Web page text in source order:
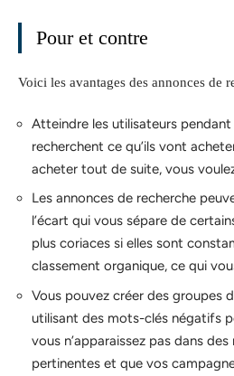
Pour et contre
Voici les avantages des annonces de
Atteindre les utilisateurs
recherchent ce qu’ils vont
acheter tout de suite, vous
Les annonces de recherche
l’écart qui vous sépare de
plus coriaces si elles sont
classement organique, ce qui
Vous pouvez créer des groupes
utilisant des mots-clés négatifs
vous n’apparaissez pas dans
pertinentes et que vos